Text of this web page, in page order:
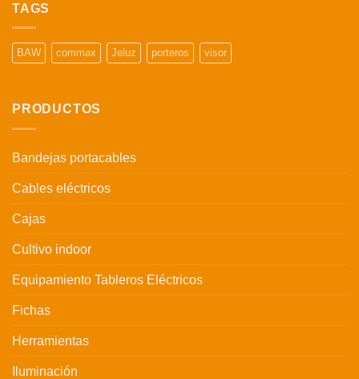
TAGS
BAW commax Jeluz porteros visor
PRODUCTOS
Bandejas portacables
Cables eléctricos
Cajas
Cultivo indoor
Equipamiento Tableros Eléctricos
Fichas
Herramientas
Iluminación